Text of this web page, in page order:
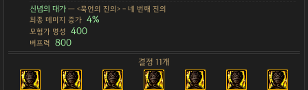
신념의 대가— <묵언의 진의> - 네 번째 진의
최종 데미지 증가 4%
모험가 명성 400
버프력 800
결정 11개